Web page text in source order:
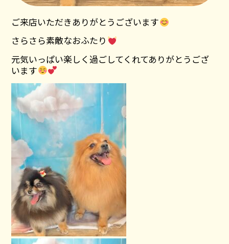
ご来店いただきありがとうございます
さらさら素敵なおふたり
元気いっぱい楽しく過ごしてくれてありがとうござ
います